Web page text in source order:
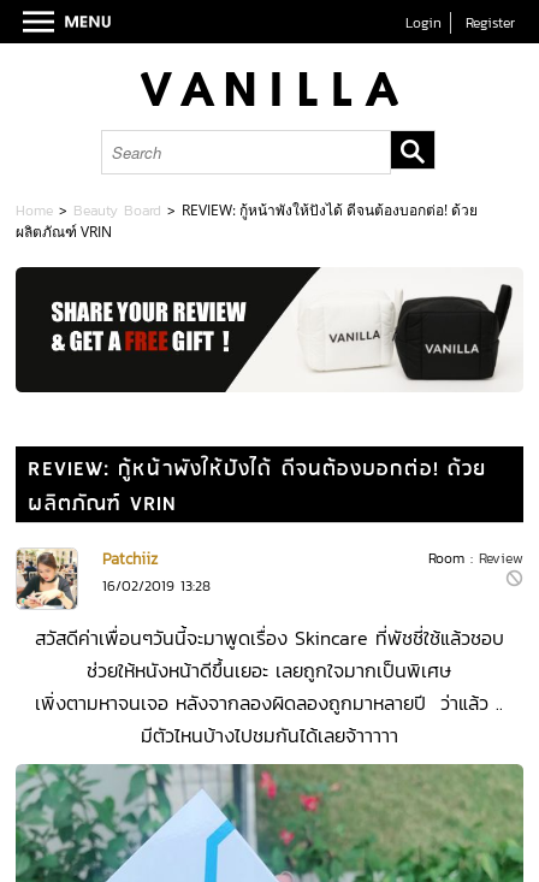
Login Register
Home > Beauty Board > REVIEW: กู้หน้าพังให้ปังได้ ดีจนต้องบอกต่อ! ด้วย
ผลิตภัณฑ์ VRIN
REVIEW: กู้หน้าพังให้ปังได้ ดีจนต้องบอกต่อ! ด้วย
ผลิตภัณฑ์ VRIN
Room : Review
Patchiiz
16/02/2019 13:28
สวัสดีค่าเพื่อนๆวันนี้จะมาพูดเรื่อง Skincare ที่พัชชี่ใช้แล้วชอบ
ช่วยให้หนังหน้าดีขึ้นเยอะ เลยถูกใจมากเป็นพิเศษ
เพิ่งตามหาจนเจอ หลังจากลองผิดลองถูกมาหลายปี ว่าแล้ว ..
มีตัวไหนบ้างไปชมกันได้เลยจ้าาาาา